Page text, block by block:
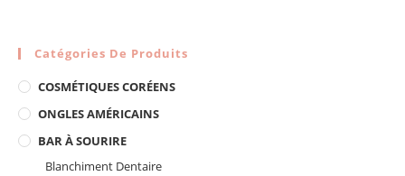
Catégories De Produits
COSMÉTIQUES CORÉENS
ONGLES AMÉRICAINS
BAR À SOURIRE
Blanchiment Dentaire